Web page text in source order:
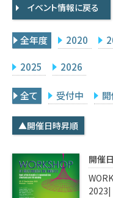
採択研究・報告書一覧
イベント情報
研究代表者専用
学内専用
Q&A
メルマガ
イベント情報に戻る
全年度 2020
2025 2026
全て 受付中
▲開催日時昇順
開催